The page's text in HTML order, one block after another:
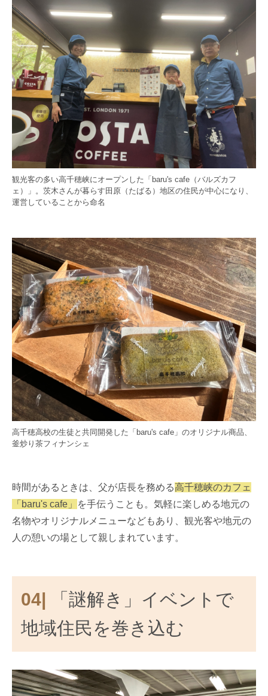
観光客の多い高千穂峡にオープンした「baru's cafe（バルズカフ
ェ）」。茨木さんが暮らす田原（たばる）地区の住民が中心になり、
運営していることから命名
高千穂高校の生徒と共同開発した「baru's cafe」のオリジナル商品、
釜炒り茶フィナンシェ
時間があるときは、父が店長を務める高千穂峡のカフェ
「baru's cafe」
を手伝うことも。気軽に楽しめる地元の
名物やオリジナルメニューなどもあり、観光客や地元の
人の憩いの場として親しまれています。
04|
「謎解き」イベントで
地域住民を巻き込む